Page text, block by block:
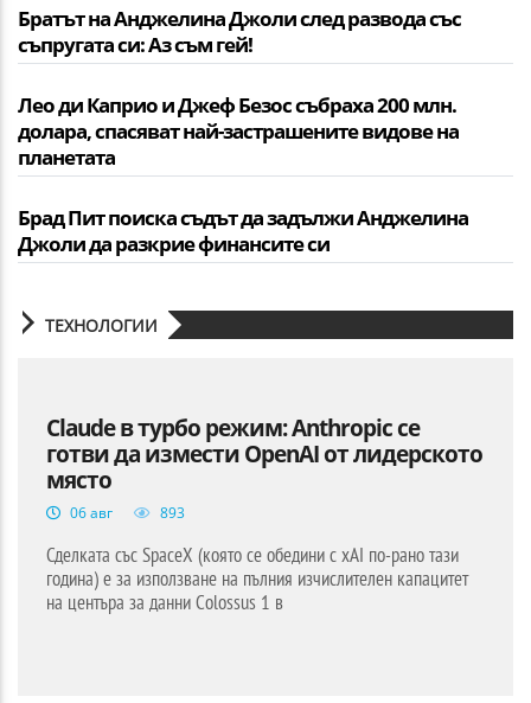
Братът на Анджелина Джоли след развода със
съпругата си: Аз съм гей!
Лео ди Каприо и Джеф Безос събраха 200 млн.
долара, спасяват най-застрашените видове на
планетата
Брад Пит поиска съдът да задължи Анджелина
Джоли да разкрие финансите си
ТЕХНОЛОГИИ
Claude в турбо режим: Anthropic се
готви да измести OpenAI от лидерското
място
06 авг 893
Сделката със SpaceX (която се обедини с xAI по-рано тази
година) е за използване на пълния изчислителен капацитет
на центъра за данни Colossus 1 в